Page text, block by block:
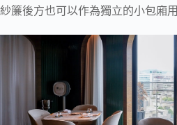
紗簾後方也可以作為獨立的小包廂